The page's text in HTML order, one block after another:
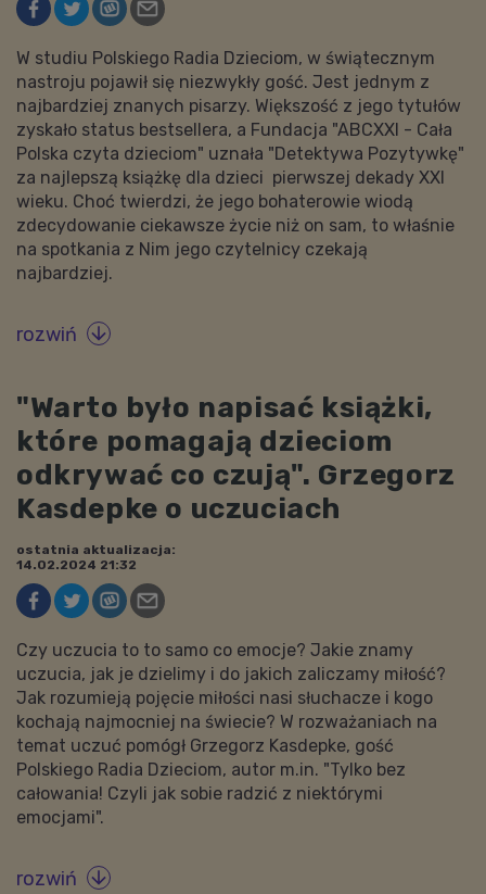
W studiu Polskiego Radia Dzieciom, w świątecznym
nastroju pojawił się niezwykły gość. Jest jednym z
najbardziej znanych pisarzy. Większość z jego tytułów
zyskało status bestsellera, a Fundacja "ABCXXI - Cała
Polska czyta dzieciom" uznała "Detektywa Pozytywkę"
za najlepszą książkę dla dzieci pierwszej dekady XXI
wieku. Choć twierdzi, że jego bohaterowie wiodą
zdecydowanie ciekawsze życie niż on sam, to właśnie
na spotkania z Nim jego czytelnicy czekają
najbardziej.
rozwiń 
"Warto było napisać książki,
które pomagają dzieciom
odkrywać co czują". Grzegorz
Kasdepke o uczuciach
ostatnia aktualizacja:
14.02.2024 21:32
Czy uczucia to to samo co emocje? Jakie znamy
uczucia, jak je dzielimy i do jakich zaliczamy miłość?
Jak rozumieją pojęcie miłości nasi słuchacze i kogo
kochają najmocniej na świecie? W rozważaniach na
temat uczuć pomógł Grzegorz Kasdepke, gość
Polskiego Radia Dzieciom, autor m.in. "Tylko bez
całowania! Czyli jak sobie radzić z niektórymi
emocjami".
rozwiń 